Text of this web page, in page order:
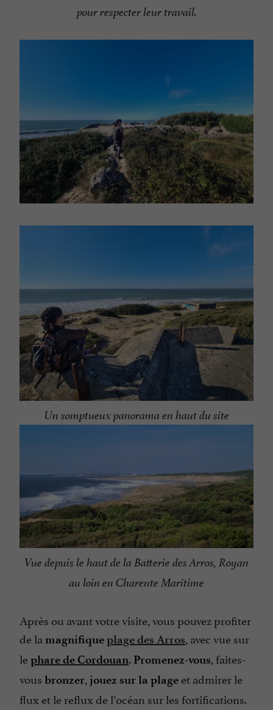
pour respecter leur travail.
Un somptueux panorama en haut du site
Vue depuis le haut de la Batterie des Arros, Royan
au loin en Charente Maritime
Après ou avant votre visite, vous pouvez profiter
de la magnifiqueplage des Arros, avec vue sur
lephare de Cordouan. Promenez-vous, faites-
vous bronzer, jouez sur la plage et admirer le
flux et le reflux de l’océan sur les fortifications.